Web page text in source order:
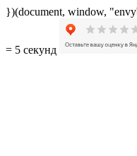
})(document, window,
= 5 секунд